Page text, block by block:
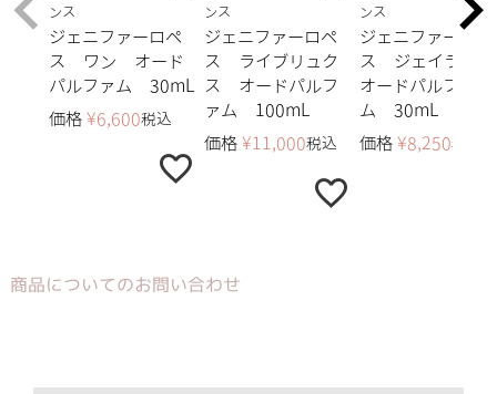
ンス
ジェニファーロペ
ス ワン オード
パルファム 30mL
価格 ¥6,600税込
ンス
ジェニファーロペ
ス ライブリュク
ス オードパルフ
ァム 100mL
価格 ¥11,000税込
ンス
ジェニファーロペ
ス ジェイラブ
オードパルファ
ム 30mL
価格 ¥8,250税込
商品についてのお問い合わせ